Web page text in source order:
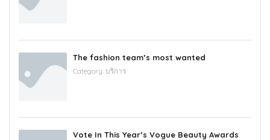
The fashion team’s most wanted
Category: บริการ
Vote In This Year’s Vogue Beauty Awards